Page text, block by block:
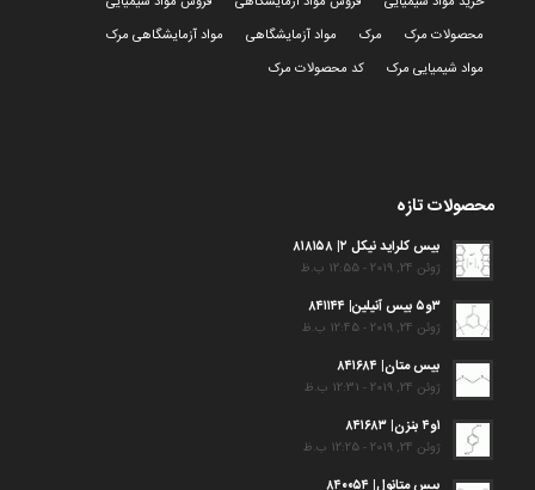
محصولات مرک
مرک مواد آزمایشگاهی
مواد آزمایشگاهی مرک
مواد شیمیایی مرک
کد محصولات مرک
محصولات تازه
بیس کلراید نیکل ۲| ۸۱۸۱۵۸
ژوئن 24, 2019 - 12:55 ب.ظ
۳و۵ بیس آنیلین| ۸۴۱۱۴۴
ژوئن 24, 2019 - 12:45 ب.ظ
بیس متان| ۸۴۱۶۸۴
ژوئن 24, 2019 - 12:31 ب.ظ
۱و۴ بنزن| ۸۴۱۶۸۳
ژوئن 24, 2019 - 12:25 ب.ظ
بیس متانول| ۸۴۰۰۵۴